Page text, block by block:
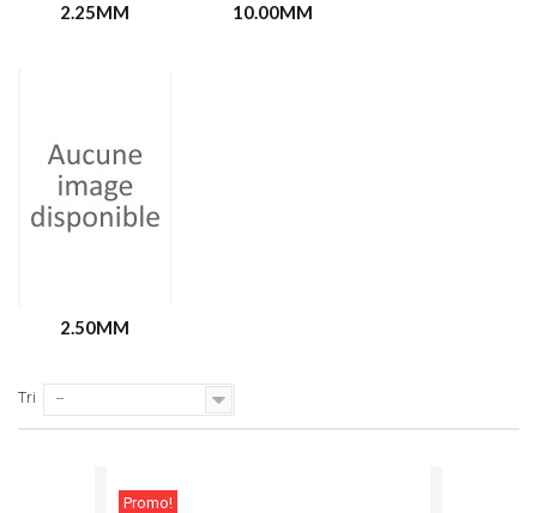
2.25MM 10.00MM
2.50MM
Tri --
Promo!